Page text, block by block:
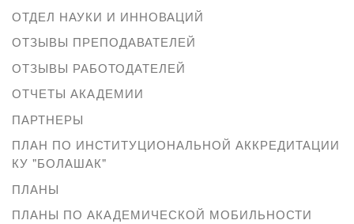
ОТДЕЛ НАУКИ И ИННОВАЦИЙ
ОТЗЫВЫ ПРЕПОДАВАТЕЛЕЙ
ОТЗЫВЫ РАБОТОДАТЕЛЕЙ
ОТЧЕТЫ АКАДЕМИИ
ПАРТНЕРЫ
ПЛАН ПО ИНСТИТУЦИОНАЛЬНОЙ АККРЕДИТАЦИИ
КУ "БОЛАШАК"
ПЛАНЫ
ПЛАНЫ ПО АКАДЕМИЧЕСКОЙ МОБИЛЬНОСТИ